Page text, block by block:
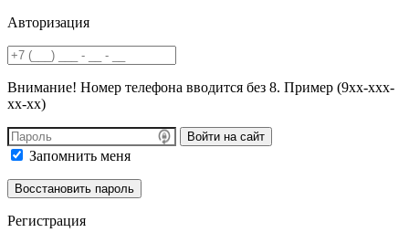
Авторизация
Внимание! Номер телефона вводится без 8. Пример (9хх-ххх-
хх-хх)
Войти на сайт
Запомнить меня
Регистрация